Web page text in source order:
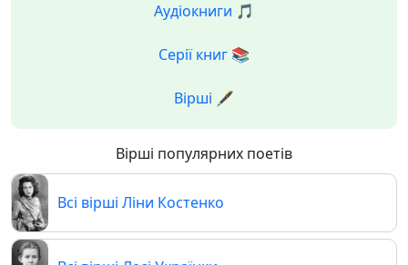
Аудіокниги 🎵
Серії книг 📚
Вірші 🖋️
Вірші популярних поетів
Всі вірші Ліни Костенко